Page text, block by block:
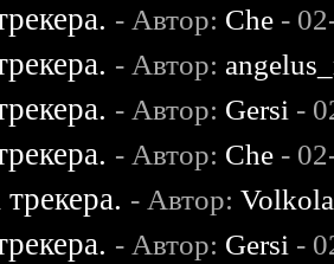
- Автор: Che -
- Автор:
- Автор: Gersi -
- Автор: Che -
- Автор:
- Автор: Gersi -